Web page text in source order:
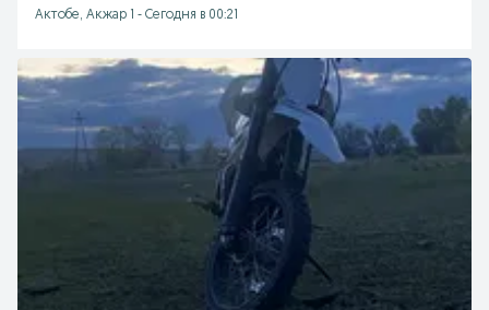
Актобе, Акжар 1 - Сегодня в 00:21